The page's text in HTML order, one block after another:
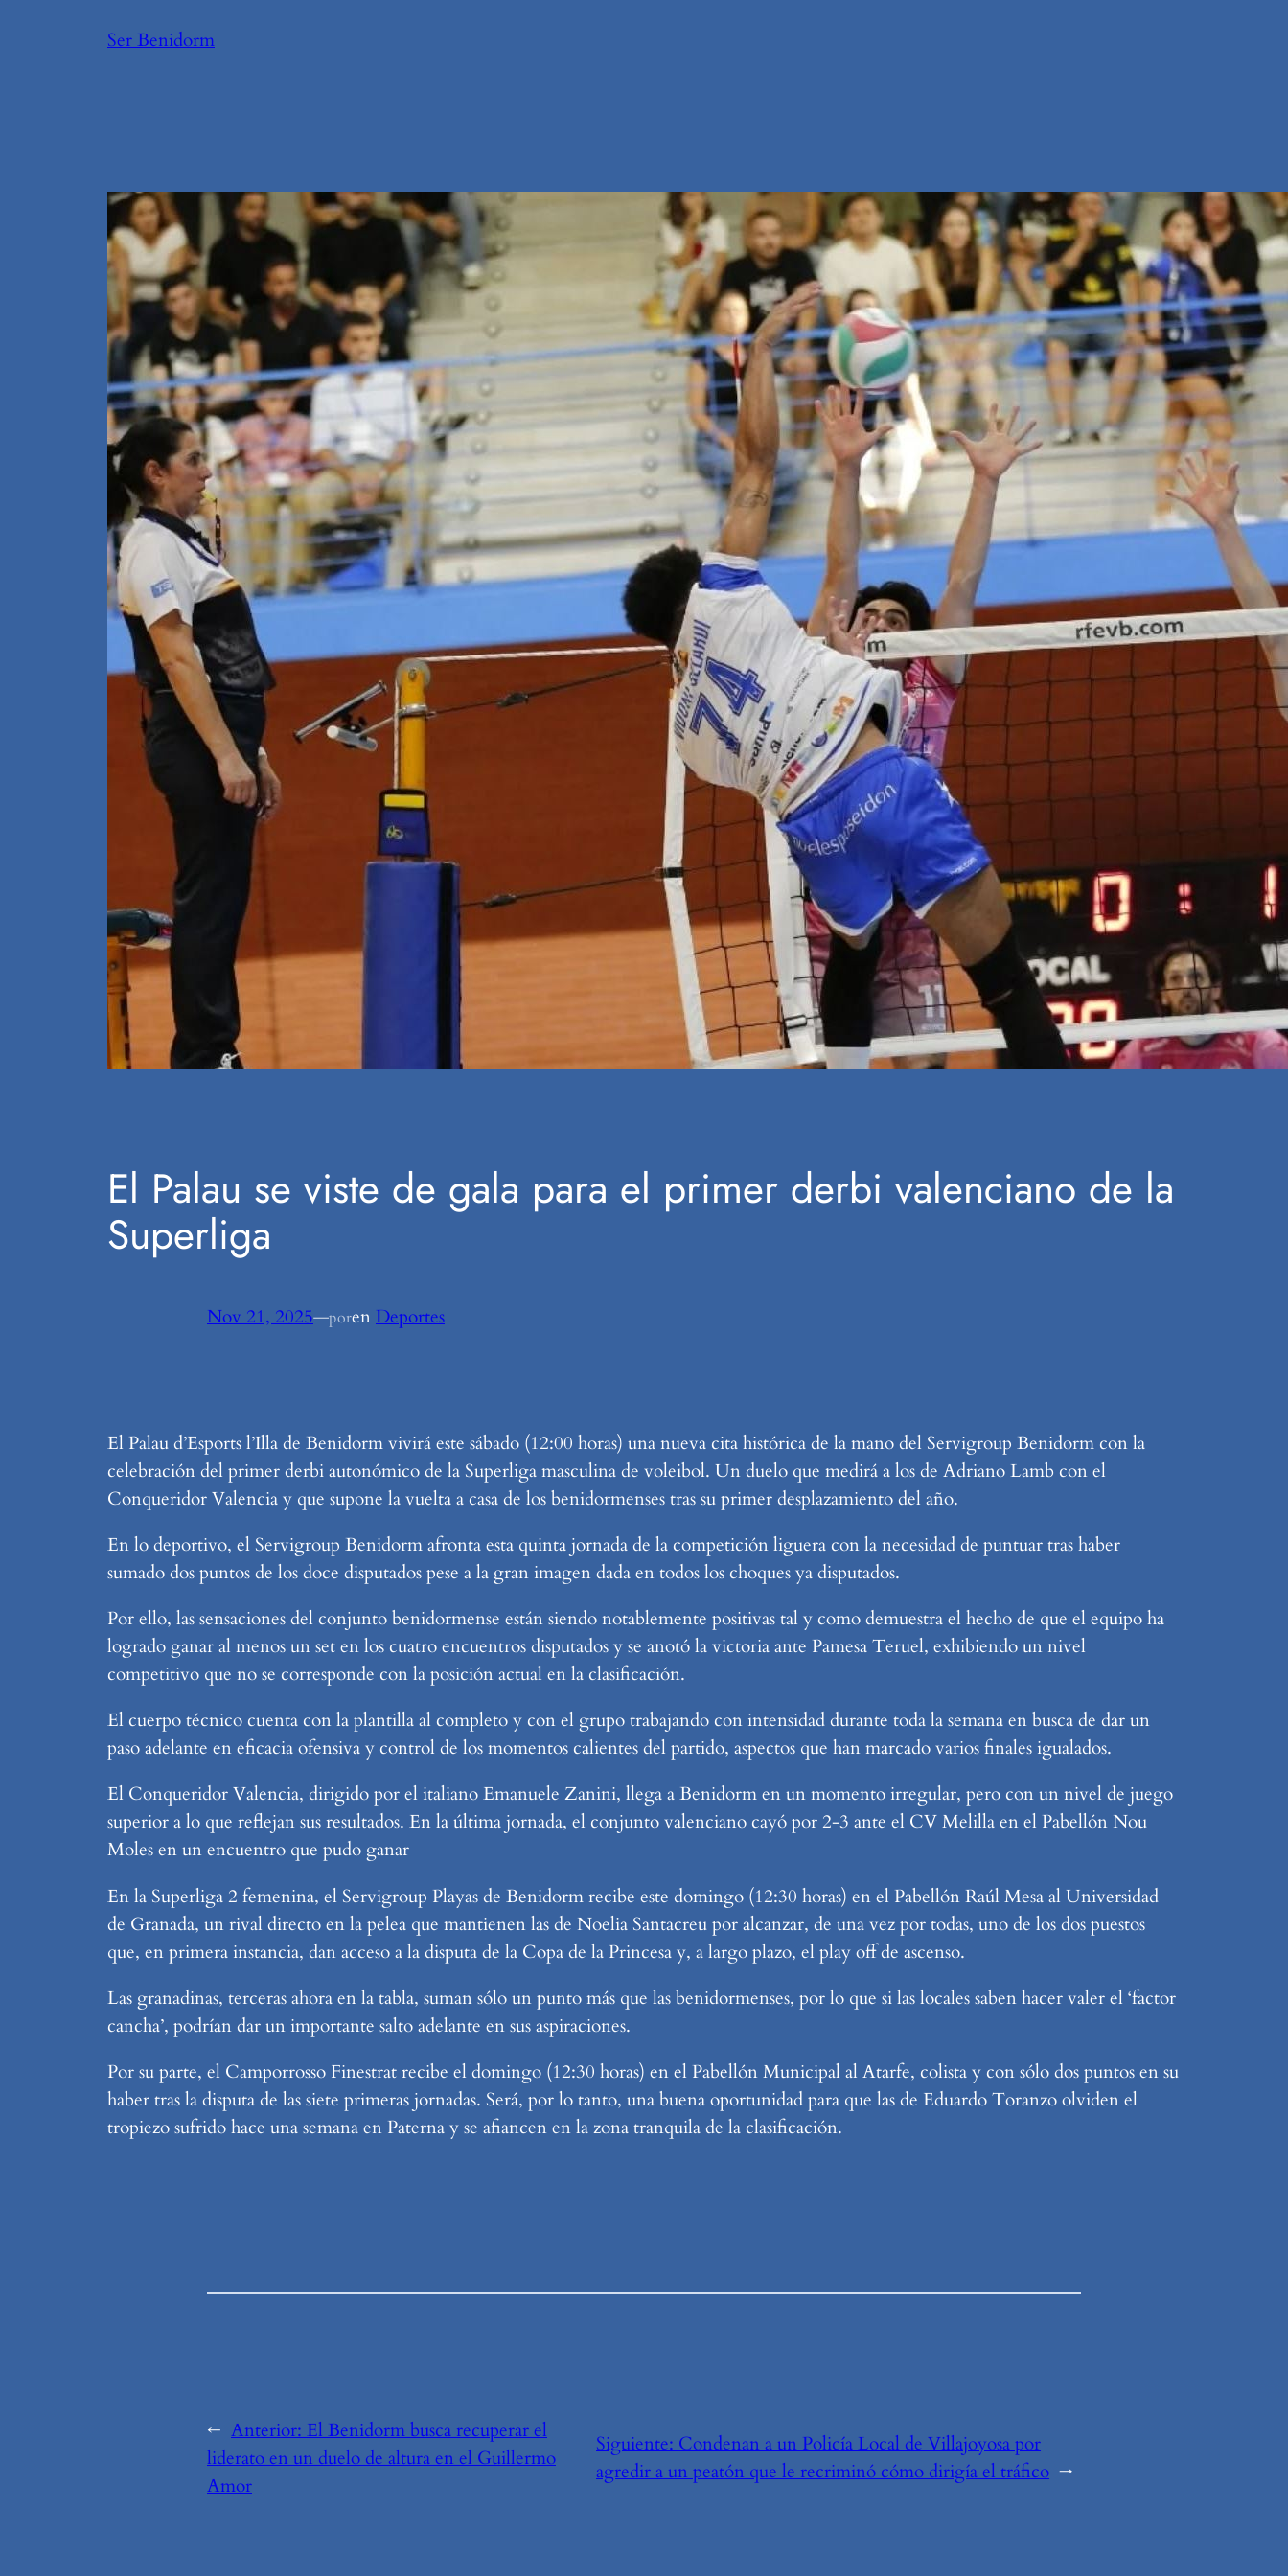
Ser Benidorm
El Palau se viste de gala para el primer derbi valenciano de la
Superliga
Nov 21, 2025—poren Deportes
El Palau d’Esports l’Illa de Benidorm vivirá este sábado (12:00 horas) una nueva cita histórica de la mano del Servigroup Benidorm con la
celebración del primer derbi autonómico de la Superliga masculina de voleibol. Un duelo que medirá a los de Adriano Lamb con el
Conqueridor Valencia y que supone la vuelta a casa de los benidormenses tras su primer desplazamiento del año.
En lo deportivo, el Servigroup Benidorm afronta esta quinta jornada de la competición liguera con la necesidad de puntuar tras haber
sumado dos puntos de los doce disputados pese a la gran imagen dada en todos los choques ya disputados.
Por ello, las sensaciones del conjunto benidormense están siendo notablemente positivas tal y como demuestra el hecho de que el equipo ha
logrado ganar al menos un set en los cuatro encuentros disputados y se anotó la victoria ante Pamesa Teruel, exhibiendo un nivel
competitivo que no se corresponde con la posición actual en la clasificación.
El cuerpo técnico cuenta con la plantilla al completo y con el grupo trabajando con intensidad durante toda la semana en busca de dar un
paso adelante en eficacia ofensiva y control de los momentos calientes del partido, aspectos que han marcado varios finales igualados.
El Conqueridor Valencia, dirigido por el italiano Emanuele Zanini, llega a Benidorm en un momento irregular, pero con un nivel de juego
superior a lo que reflejan sus resultados. En la última jornada, el conjunto valenciano cayó por 2-3 ante el CV Melilla en el Pabellón Nou
Moles en un encuentro que pudo ganar
En la Superliga 2 femenina, el Servigroup Playas de Benidorm recibe este domingo (12:30 horas) en el Pabellón Raúl Mesa al Universidad
de Granada, un rival directo en la pelea que mantienen las de Noelia Santacreu por alcanzar, de una vez por todas, uno de los dos puestos
que, en primera instancia, dan acceso a la disputa de la Copa de la Princesa y, a largo plazo, el play off de ascenso.
Las granadinas, terceras ahora en la tabla, suman sólo un punto más que las benidormenses, por lo que si las locales saben hacer valer el ‘factor
cancha’, podrían dar un importante salto adelante en sus aspiraciones.
Por su parte, el Camporrosso Finestrat recibe el domingo (12:30 horas) en el Pabellón Municipal al Atarfe, colista y con sólo dos puntos en su
haber tras la disputa de las siete primeras jornadas. Será, por lo tanto, una buena oportunidad para que las de Eduardo Toranzo olviden el
tropiezo sufrido hace una semana en Paterna y se afiancen en la zona tranquila de la clasificación.
← Anterior: El Benidorm busca recuperar el
liderato en un duelo de altura en el Guillermo
Amor
Siguiente: Condenan a un Policía Local de Villajoyosa por
agredir a un peatón que le recriminó cómo dirigía el tráfico →